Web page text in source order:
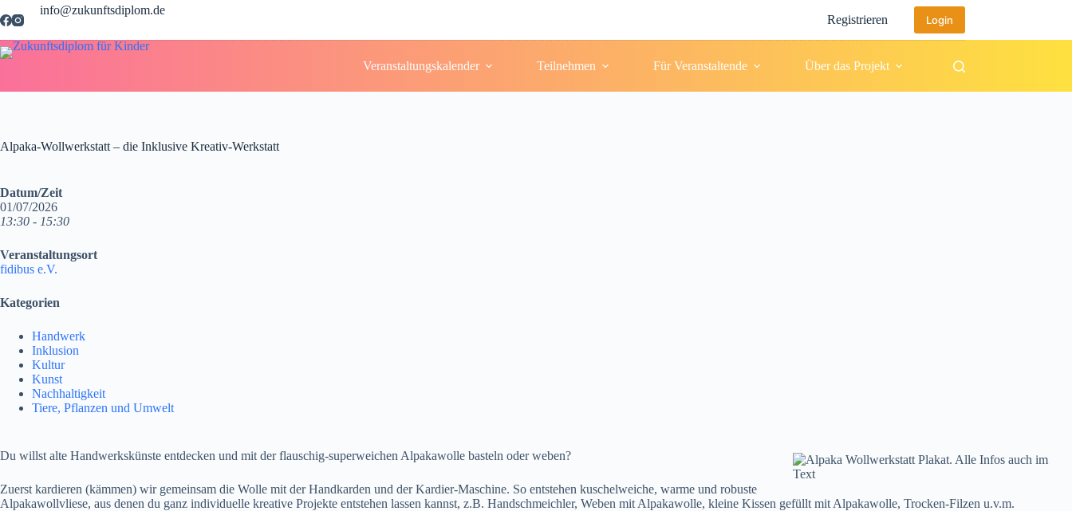
Inhalt
info@zukunftsdiplom.de
Registrieren Login
Veranstaltungskalender Teilnehmen Für Veranstaltende Über das Projekt
Alpaka-Wollwerkstatt – die Inklusive Kreativ-Werkstatt
Datum/Zeit
01/07/2026
13:30 - 15:30
Veranstaltungsort
fidibus e.V.
Kategorien
Handwerk
Inklusion
Kultur
Kunst
Nachhaltigkeit
Tiere, Pflanzen und Umwelt
Du willst alte Handwerkskünste entdecken und mit der flauschig-superweichen Alpakawolle basteln oder weben?
Zuerst kardieren (kämmen) wir gemeinsam die Wolle mit der Handkarden und der Kardier-Maschine. So entstehen kuschelweiche, warme und robuste
Alpakawollvliese, aus denen du ganz individuelle kreative Projekte entstehen lassen kannst, z.B. Handschmeichler, Weben mit Alpakawolle, kleine Kissen gefüllt mit Alpakawolle, Trocken-Filzen u.v.m.